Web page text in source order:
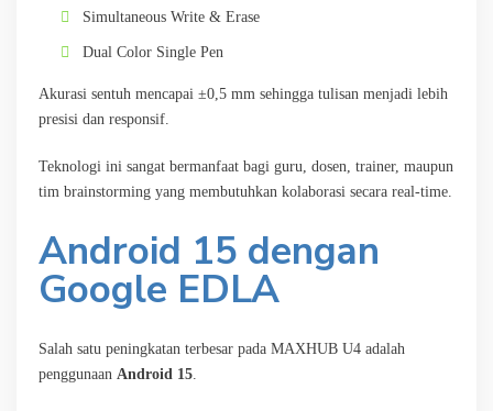
Simultaneous Write & Erase
Dual Color Single Pen
Akurasi sentuh mencapai ±0,5 mm sehingga tulisan menjadi lebih
presisi dan responsif.
Teknologi ini sangat bermanfaat bagi guru, dosen, trainer, maupun
tim brainstorming yang membutuhkan kolaborasi secara real-time.
Android 15 dengan
Google EDLA
Salah satu peningkatan terbesar pada MAXHUB U4 adalah
penggunaan Android 15